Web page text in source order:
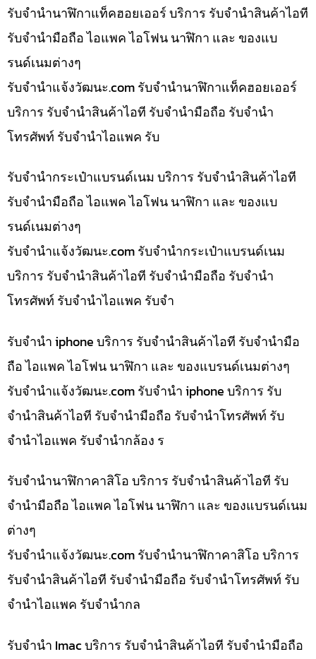
รับจำนำนาฬิกาแท็คฮอยเออร์ บริการ รับจำนำสินค้าไอที
รับจำนำมือถือ ไอแพค ไอโฟน นาฬิกา และ ของแบ
รนด์เนมต่างๆ
รับจํานําแจ้งวัฒนะ.com รับจำนำนาฬิกาแท็คฮอยเออร์
บริการ รับจำนำสินค้าไอที รับจำนำมือถือ รับจำนำ
โทรศัพท์ รับจำนำไอแพค รับ
รับจำนำกระเป๋าแบรนด์เนม บริการ รับจำนำสินค้าไอที
รับจำนำมือถือ ไอแพค ไอโฟน นาฬิกา และ ของแบ
รนด์เนมต่างๆ
รับจํานําแจ้งวัฒนะ.com รับจำนำกระเป๋าแบรนด์เนม
บริการ รับจำนำสินค้าไอที รับจำนำมือถือ รับจำนำ
โทรศัพท์ รับจำนำไอแพค รับจำ
รับจำนำ iphone บริการ รับจำนำสินค้าไอที รับจำนำมือ
ถือ ไอแพค ไอโฟน นาฬิกา และ ของแบรนด์เนมต่างๆ
รับจํานําแจ้งวัฒนะ.com รับจำนำ iphone บริการ รับ
จำนำสินค้าไอที รับจำนำมือถือ รับจำนำโทรศัพท์ รับ
จำนำไอแพค รับจำนำกล้อง ร
รับจำนำนาฬิกาคาสิโอ บริการ รับจำนำสินค้าไอที รับ
จำนำมือถือ ไอแพค ไอโฟน นาฬิกา และ ของแบรนด์เนม
ต่างๆ
รับจํานําแจ้งวัฒนะ.com รับจำนำนาฬิกาคาสิโอ บริการ
รับจำนำสินค้าไอที รับจำนำมือถือ รับจำนำโทรศัพท์ รับ
จำนำไอแพค รับจำนำกล
รับจำนำ Imac บริการ รับจำนำสินค้าไอที รับจำนำมือถือ